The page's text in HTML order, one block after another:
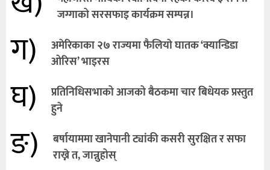
जग्गाको सरसफाइ कार्यक्रम सम्पन्न।
ग)
अमेरिकाका २७ राज्यमा फैलियाे घातक ‘क्यान्डिडा
ओरिस’ भाइरस
घ)
प्रतिनिधिसभाको आजको बैठकमा चार बिधेयक प्रस्तुत
हुने
ङ)
बर्षायाममा खानेपानी ट्यांकी कसरी सुरक्षित र सफा
राख्ने त, जान्नुहोस्